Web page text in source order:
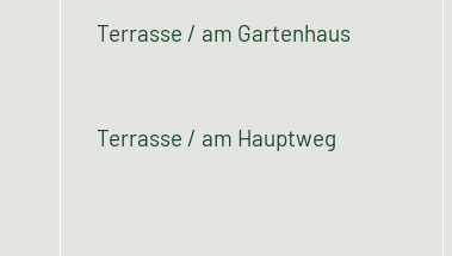
Im Haus
Unterhalb der Pergola